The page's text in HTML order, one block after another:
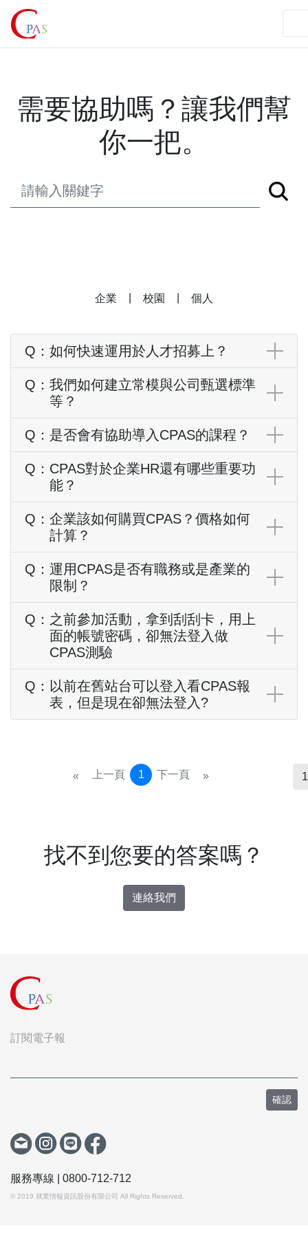
需要協助嗎？讓我們幫
你一把。
企業 校園 個人
Q： 如何快速運用於人才招募上？
Q： 我們如何建立常模與公司甄選標準
等？
Q： 是否會有協助導入CPAS的課程？
Q： CPAS對於企業HR還有哪些重要功
能？
Q： 企業該如何購買CPAS？價格如何
計算？
Q： 運用CPAS是否有職務或是產業的
限制？
Q： 之前參加活動，拿到刮刮卡，用上
面的帳號密碼，卻無法登入做
CPAS測驗
Q： 以前在舊站台可以登入看CPAS報
表，但是現在卻無法登入?
« First上一頁Previous
1 下一頁Next
»Last
找不到您要的答案嗎？
連絡我們
訂閱電子報
確認
服務專線 | 0800-712-712
© 2019 就業情報資訊股份有限公司 All Rights Reserved.